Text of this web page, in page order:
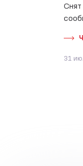
Снят
31